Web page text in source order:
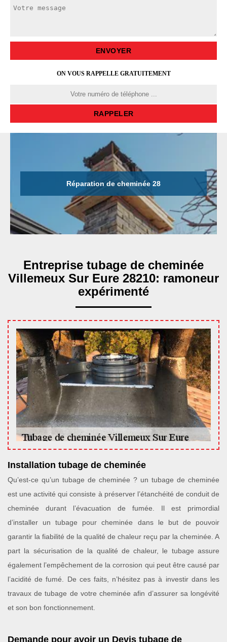
ON VOUS RAPPELLE GRATUITEMENT
Réparation de cheminée 28
Entreprise tubage de cheminée
Villemeux Sur Eure 28210: ramoneur
expérimenté
Installation tubage de cheminée
Qu’est-ce qu’un tubage de cheminée ? un tubage de cheminée
est une activité qui consiste à préserver l’étanchéité de conduit de
cheminée durant l’évacuation de fumée. Il est primordial
d’installer un tubage pour cheminée dans le but de pouvoir
garantir la fiabilité de la qualité de chaleur reçu par la cheminée. A
part la sécurisation de la qualité de chaleur, le tubage assure
également l’empêchement de la corrosion qui peut être causé par
l’acidité de fumé. De ces faits, n’hésitez pas à investir dans les
travaux de tubage de votre cheminée afin d’assurer sa longévité
et son bon fonctionnement.
Demande pour avoir un Devis tubage de